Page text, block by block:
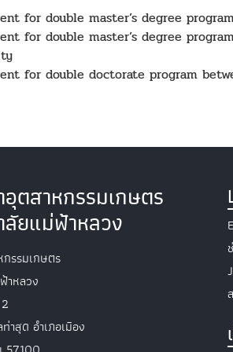
for double master’s degree
for double master’s degree
for double doctorate program
ตสาหกรรมเกษตร
ลัยแม่ฟ้าหลวง
รรมเกษตร
าหลวง
าสุด อำเภอเมือง